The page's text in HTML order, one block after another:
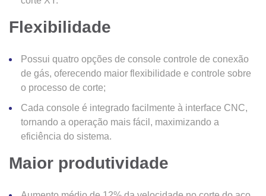
Flexibilidade
Possui quatro opções de console controle de conexão
de gás, oferecendo maior flexibilidade e controle sobre
o processo de corte;
Cada console é integrado facilmente à interface CNC,
tornando a operação mais fácil, maximizando a
eficiência do sistema.
Maior produtividade